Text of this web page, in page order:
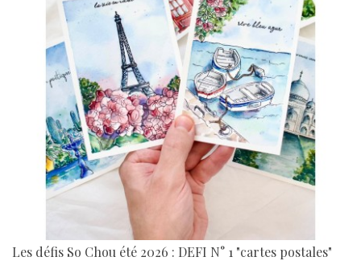
Les défis So Chou été 2026 : DEFI N° 1 "cartes postales"